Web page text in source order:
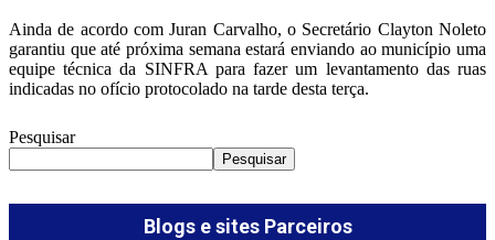
Ainda de acordo com Juran Carvalho, o Secretário Clayton Noleto
garantiu que até próxima semana estará enviando ao município uma
equipe técnica da SINFRA para fazer um levantamento das ruas
indicadas no ofício protocolado na tarde desta terça.
Pesquisar
Pesquisar
Blogs e sites Parceiros